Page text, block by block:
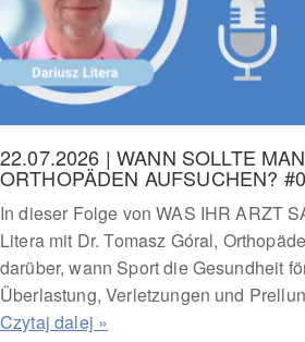
22.07.2026 | WANN SOLLTE
ORTHOPÄDEN AUFSUCHEN?
In dieser Folge von WAS IHR ARZT
Litera mit Dr. Tomasz Góral,
darüber, wann Sport die Gesundheit
Überlastung, Verletzungen und